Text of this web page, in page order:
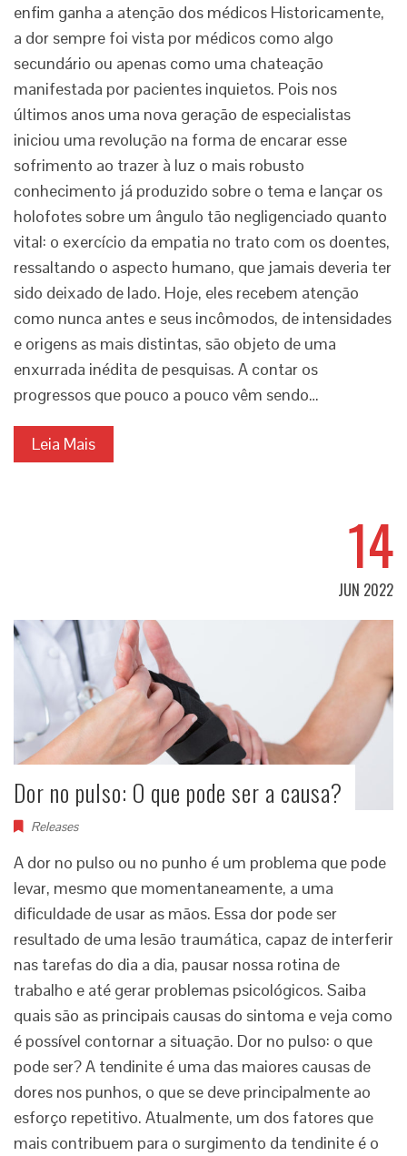
enfim ganha a atenção dos médicos Historicamente,
a dor sempre foi vista por médicos como algo
secundário ou apenas como uma chateação
manifestada por pacientes inquietos. Pois nos
últimos anos uma nova geração de especialistas
iniciou uma revolução na forma de encarar esse
sofrimento ao trazer à luz o mais robusto
conhecimento já produzido sobre o tema e lançar os
holofotes sobre um ângulo tão negligenciado quanto
vital: o exercício da empatia no trato com os doentes,
ressaltando o aspecto humano, que jamais deveria ter
sido deixado de lado. Hoje, eles recebem atenção
como nunca antes e seus incômodos, de intensidades
e origens as mais distintas, são objeto de uma
enxurrada inédita de pesquisas. A contar os
progressos que pouco a pouco vêm sendo…
Leia Mais
14
JUN 2022
Dor no pulso: O que pode ser a causa?
Releases
A dor no pulso ou no punho é um problema que pode
levar, mesmo que momentaneamente, a uma
dificuldade de usar as mãos. Essa dor pode ser
resultado de uma lesão traumática, capaz de interferir
nas tarefas do dia a dia, pausar nossa rotina de
trabalho e até gerar problemas psicológicos. Saiba
quais são as principais causas do sintoma e veja como
é possível contornar a situação. Dor no pulso: o que
pode ser? A tendinite é uma das maiores causas de
dores nos punhos, o que se deve principalmente ao
esforço repetitivo. Atualmente, um dos fatores que
mais contribuem para o surgimento da tendinite é o